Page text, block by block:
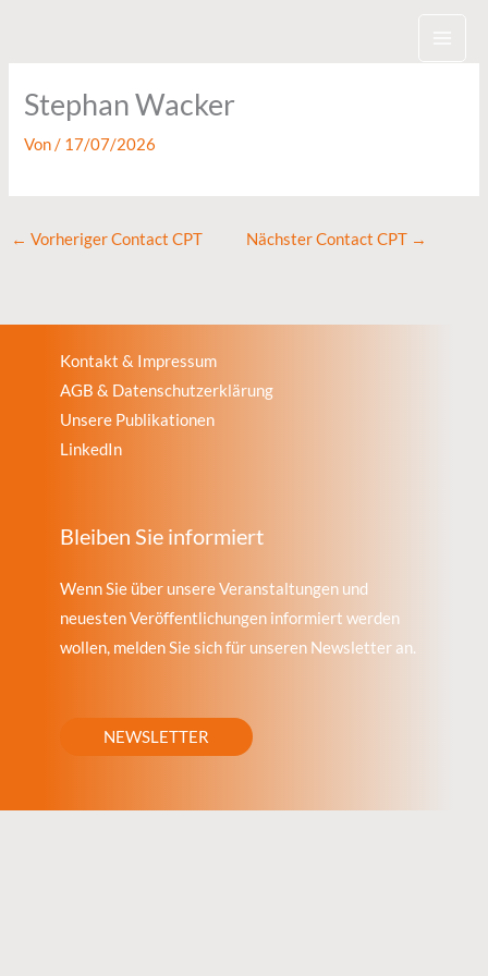
Stephan Wacker
Von/ 17/07/2026
← Vorheriger Contact CPT Nächster Contact CPT →
Kontakt & Impressum
AGB & Datenschutzerklärung
Unsere Publikationen
LinkedIn
Bleiben Sie informiert
Wenn Sie über unsere Veranstaltungen und
neuesten Veröffentlichungen informiert werden
wollen, melden Sie sich für unseren Newsletter an.
NEWSLETTER